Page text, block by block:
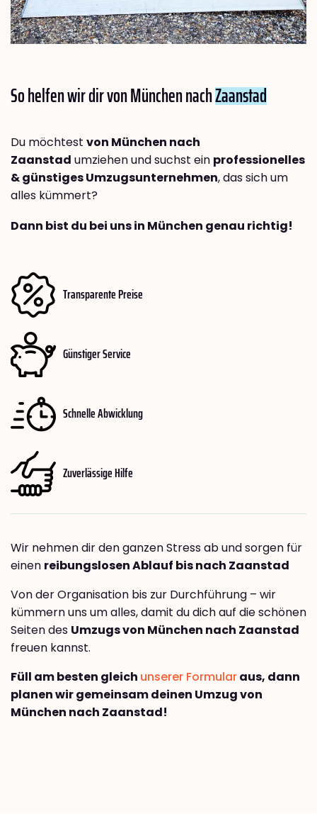
So helfen wir dir von München nachZaanstad
Du möchtest von München nach
Zaanstad umziehen und suchst ein professionelles
& günstiges Umzugsunternehmen, das sich um
alles kümmert?
Dann bist du bei uns in München genau richtig!
Transparente Preise
Günstiger Service
Schnelle Abwicklung
Zuverlässige Hilfe
Wir nehmen dir den ganzen Stress ab und sorgen für
einen reibungslosen Ablauf bis nach Zaanstad
Von der Organisation bis zur Durchführung – wir
kümmern uns um alles, damit du dich auf die schönen
Seiten des Umzugs von München nach Zaanstad
freuen kannst.
Füll am besten gleich unserer Formularaus, dann
planen wir gemeinsam deinen Umzug von
München nach Zaanstad!